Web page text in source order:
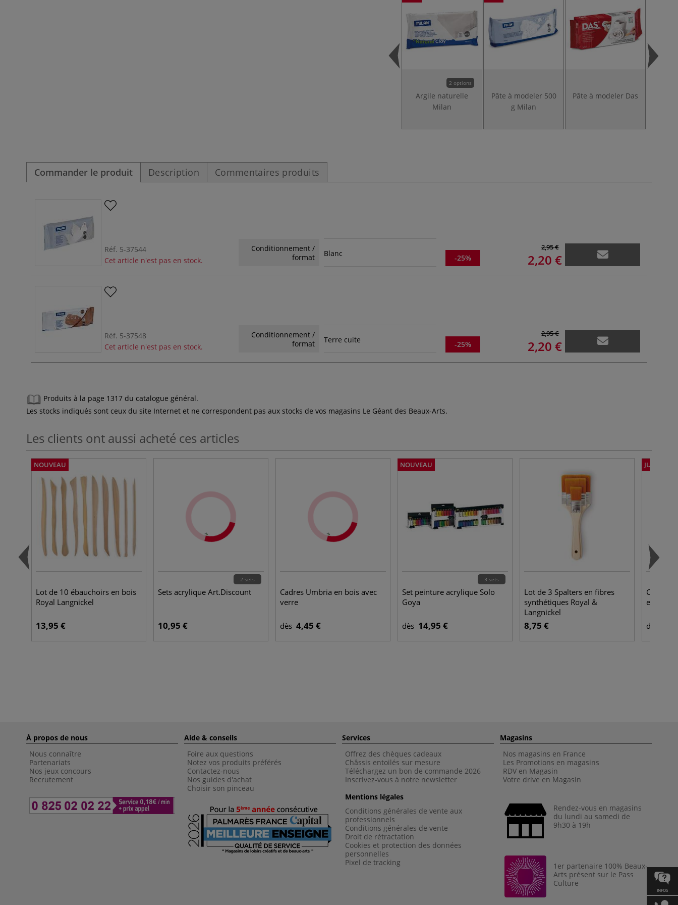
INFOS
2 options
Argile naturelle
Milan
Pâte à modeler 500
g Milan
Pâte à modeler Das
Commander le produit Description Commentaires produits
Réf. 5-37544
Cet article n'est pas en stock.
Conditionnement /
format
Blanc
2,95 €
2,20 €
-25%
Réf. 5-37548
Cet article n'est pas en stock.
Conditionnement /
format
Terre cuite
2,95 €
2,20 €
-25%
Produits à la page 1317 du catalogue général.
Les stocks indiqués sont ceux du site Internet et ne correspondent pas aux stocks de vos magasins Le Géant des Beaux-Arts.
Les clients ont aussi acheté ces articles
NOUVEAU
Lot de 10 ébauchoirs en bois
Royal Langnickel
13,95 €
2 sets
Sets acrylique Art.Discount
10,95 €
Cadres Umbria en bois avec
verre
dès 4,45 €
NOUVEAU
3 sets
Set peinture acrylique Solo
Goya
dès 14,95 €
Lot de 3 Spalters en fibres
synthétiques Royal &
Langnickel
8,75 €
JUSQU'À -
Coffrets
et
dès
À propos de nous
Nous connaître
Partenariats
Nos jeux concours
Recrutement
Aide & conseils
Foire aux questions
Notez vos produits préférés
Contactez-nous
Nos guides d'achat
Choisir son pinceau
Services
Offrez des chèques cadeaux
Châssis entoilés sur mesure
Téléchargez un bon de commande 2026
Inscrivez-vous à notre newsletter
Mentions légales
Conditions générales de vente aux
professionnels
Conditions générales de vente
Droit de rétractation
Cookies et protection des données
personnelles
Pixel de tracking
Magasins
Nos magasins en France
Les Promotions en magasins
RDV en Magasin
Votre drive en Magasin
Rendez-vous en magasins
du lundi au samedi de
9h30 à 19h
1er partenaire 100% Beaux-
Arts présent sur le Pass
Culture